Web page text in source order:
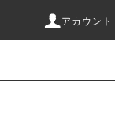
アカウント